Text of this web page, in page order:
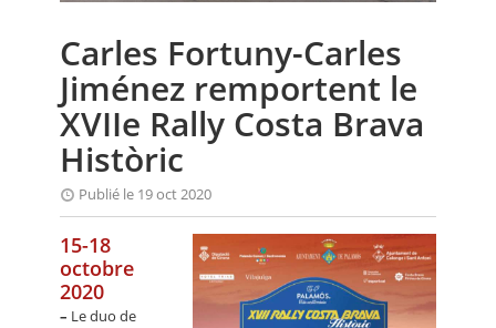
ANNUAIRES
PETITES ANNONCES
Carles Fortuny-Carles
Jiménez remportent le
XVIIe Rally Costa Brava
Històric
Publié le 19 oct 2020
15-18
octobre
2020
– Le duo de